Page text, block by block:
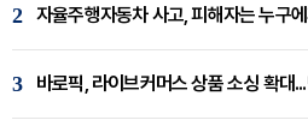
2 자율주행자동차 사고, 피해자는 누구
3 바로픽, 라이브커머스 상품 소싱 확대